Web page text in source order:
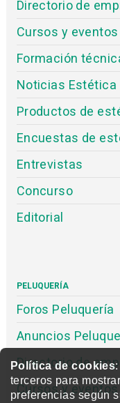
Política de cookies
terceros para
preferencias según
Directorio de
Cursos y eventos
Formación
Noticias Estética
Productos de
Encuestas de
Entrevistas
Concurso
Editorial
PELUQUERÍA
Foros Peluquería
Anuncios
Directorio de
Cursos y eventos